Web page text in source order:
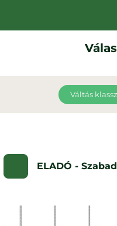
Váltás
ELADÓ -